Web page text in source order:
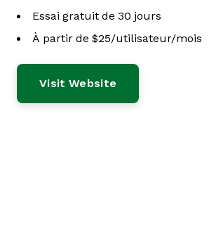
Essai gratuit de 30 jours
À partir de $25/utilisateur/mois
Visit Website